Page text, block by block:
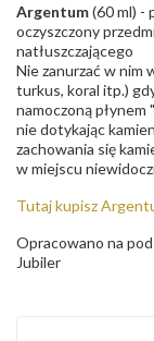
Argentum(60 ml) -
oczyszczony
natłuszczającego
Nie zanurzać w nim
turkus, koral itp.)
namoczoną
nie dotykając
zachowania się
w miejscu
Tutaj kupisz
Opracowano na
Jubiler